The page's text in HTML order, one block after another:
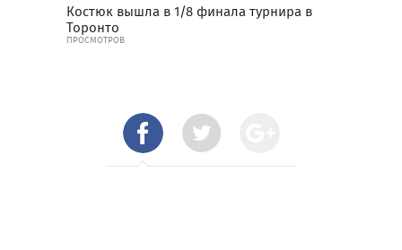
Костюк вышла в 1/8 финала турнира в
Торонто
ПРОСМОТРОВ